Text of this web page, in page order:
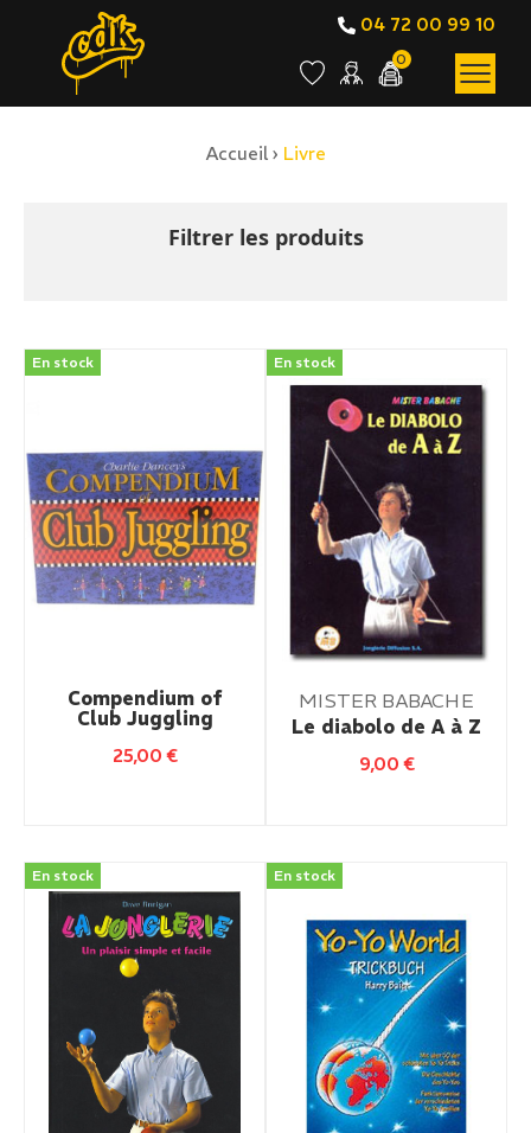
04 72 00 99 10
0
BOUTIQUE EN LIGNE
Accueil› Livre
Filtrer les produits
En stock
Compendium of
Club Juggling
25,00€
En stock
MISTER BABACHE
Le diabolo de A à Z
9,00€
En stock En stock